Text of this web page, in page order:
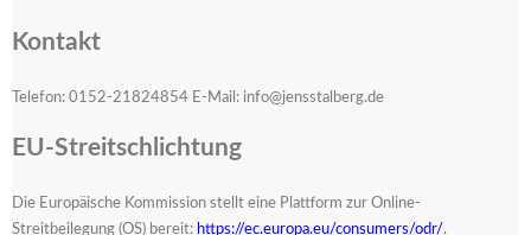
Kontakt
Telefon: 0152-21824854 E-Mail: info@jensstalberg.de
EU-Streitschlichtung
Die Europäische Kommission stellt eine Plattform zur Online-
Streitbeilegung (OS) bereit: https://ec.europa.eu/consumers/odr/.